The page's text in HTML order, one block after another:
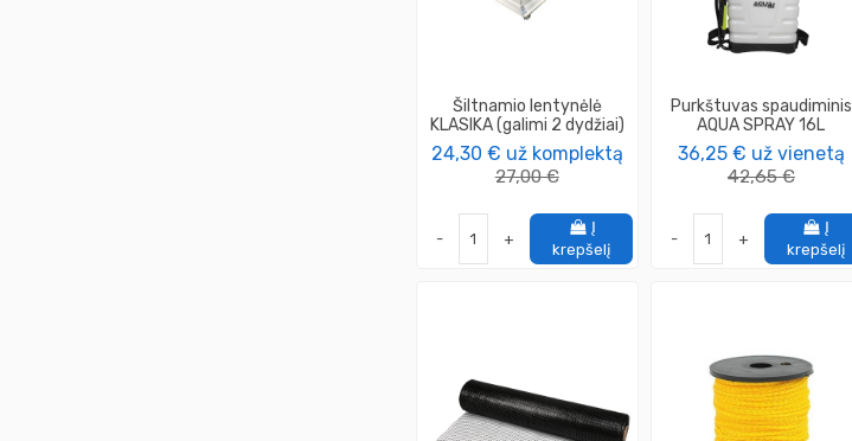
Šiltnamio lentynėlė
KLASIKA (galimi 2 dydžiai)
24,30 € už komplektą
27,00 €
- +
Į
krepšelį
Purkštuvas spaudiminis
AQUA SPRAY 16L
36,25 € už vienetą
42,65 €
- +
Į
krepšelį